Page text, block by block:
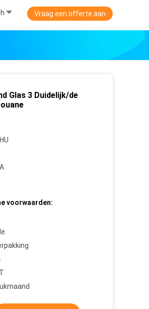
Vraag een offerte aan
Glas 3 Duidelijk/de
voorwaarden: